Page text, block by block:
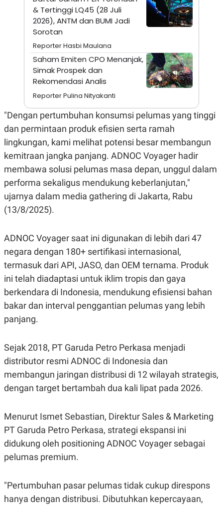
L
E
S
A
I
KANAL
P
A
T
D
T
A
I
G
E
S
O
N
T
A
I
P
S
U
JARINGAN
K
T
A
N
A
C
A
M
Y
P
S
S
R
E
L
E
.
I
& Tertinggi LQ45 (28 Juli
2026), ANTM dan BUMI Jadi
Sorotan
Reporter Hasbi Maulana
Saham Emiten CPO Menanjak,
Simak Prospek dan
Rekomendasi Analis
Reporter Pulina Nityakanti
"Dengan pertumbuhan konsumsi pelumas yang tinggi
dan permintaan produk efisien serta ramah
lingkungan, kami melihat potensi besar membangun
kemitraan jangka panjang. ADNOC Voyager hadir
membawa solusi pelumas masa depan, unggul dalam
performa sekaligus mendukung keberlanjutan,"
ujarnya dalam media gathering di Jakarta, Rabu
(13/8/2025).
ADNOC Voyager saat ini digunakan di lebih dari 47
negara dengan 180+ sertifikasi internasional,
termasuk dari API, JASO, dan OEM ternama. Produk
ini telah diadaptasi untuk iklim tropis dan gaya
berkendara di Indonesia, mendukung efisiensi bahan
bakar dan interval penggantian pelumas yang lebih
panjang.
Sejak 2018, PT Garuda Petro Perkasa menjadi
distributor resmi ADNOC di Indonesia dan
membangun jaringan distribusi di 12 wilayah strategis,
dengan target bertambah dua kali lipat pada 2026.
Menurut Ismet Sebastian, Direktur Sales & Marketing
PT Garuda Petro Perkasa, strategi ekspansi ini
didukung oleh positioning ADNOC Voyager sebagai
pelumas premium.
"Pertumbuhan pasar pelumas tidak cukup direspons
hanya dengan distribusi. Dibutuhkan kepercayaan,